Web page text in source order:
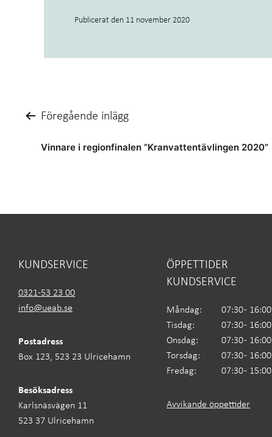
Publicerat den 11 november 2020
Inläggsnavigering
Föregående inlägg
Vinnare i regionfinalen ”Kranvattentävlingen 2020”
KUNDSERVICE
0321-53 23 00
info@ueab.se
Postadress
Box 123, 523 23 Ulricehamn
Besöksadress
Karlsnäsvägen 11
523 37 Ulricehamn
ÖPPETTIDER
KUNDSERVICE
Måndag:
07:30 - 16:00
Tisdag:
07:30 - 16:00
Onsdag:
07:30 - 16:00
Torsdag:
07:30 - 16:00
Fredag:
07:30 - 15:00
Avvikande öppettider